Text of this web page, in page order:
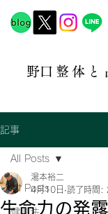
野口整体と
記事
All Posts
健康法
All Posts
生命力の発
湯本裕二
4月10日 読了時間: